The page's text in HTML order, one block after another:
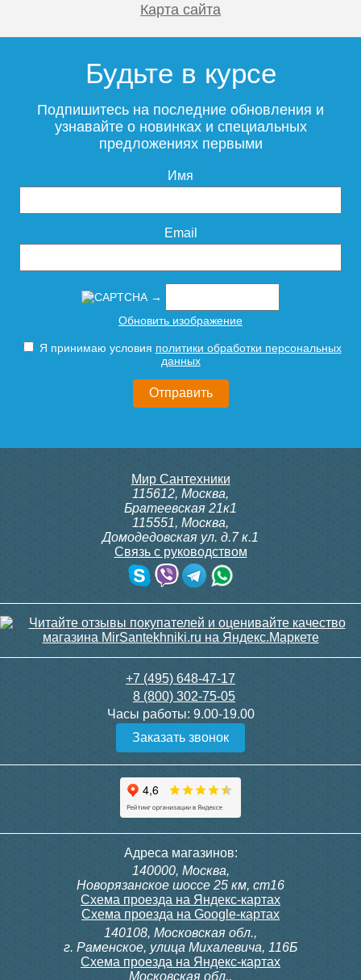
Карта сайта
Будьте в курсе
Подпишитесь на последние обновления и
узнавайте о новинках и специальных
предложениях первыми
Имя
Email
→
Обновить изображение
Я принимаю условия политики обработки персональных
данных
Мир Сантехники
115612, Москва,
Братеевская 21к1
115551, Москва,
Домодедовская ул. д.7 к.1
Связь с руководством
+7 (495) 648-47-17
8 (800) 302-75-05
Часы работы: 9.00-19.00
Заказать звонок
Адреса магазинов:
140000, Москва,
Новорязанское шоссе 25 км, ст16
Схема проезда на Яндекс-картах
Схема проезда на Google-картах
140108, Московская обл.,
г. Раменское, улица Михалевича, 116Б
Схема проезда на Яндекс-картах
Московская обл.,